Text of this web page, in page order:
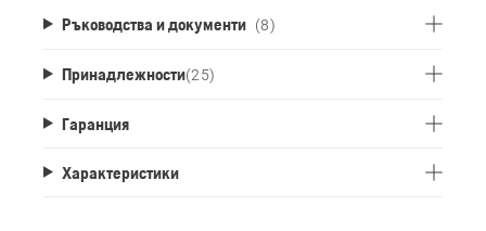
Ръководства и документи (8)
Принадлежности(25)
Гаранция
Характеристики